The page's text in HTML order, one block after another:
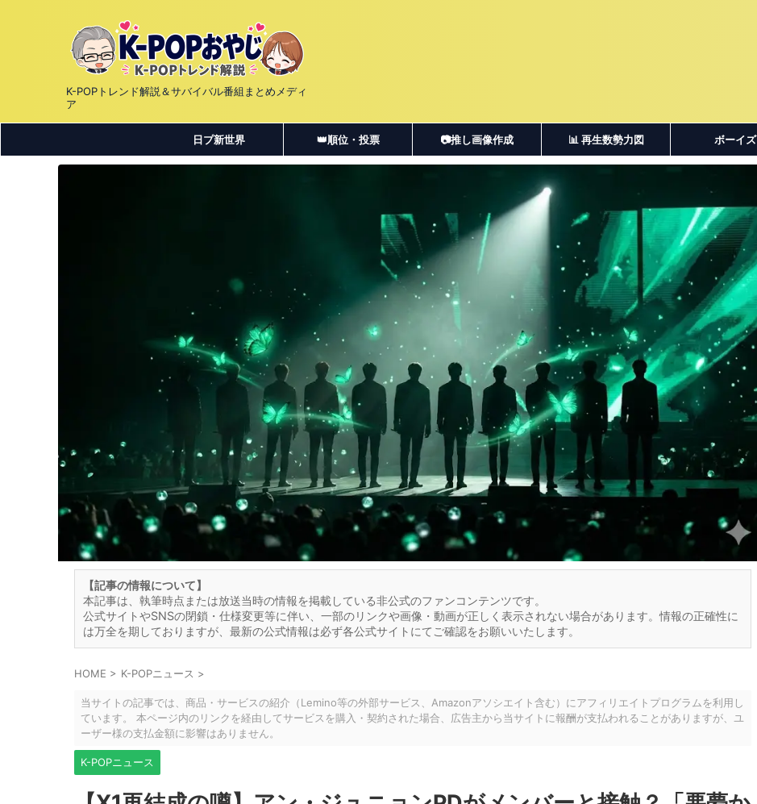
K-POPトレンド解説＆サバイバル番組まとめメディ
ア
日プ新世界 👑順位・投票 📷推し画像作成 📊 再生数勢力図 ボーイズ
【記事の情報について】
本記事は、執筆時点または放送当時の情報を掲載している非公式のファンコンテンツです。
公式サイトやSNSの閉鎖・仕様変更等に伴い、一部のリンクや画像・動画が正しく表示されない場合があります。情報の正確性に
は万全を期しておりますが、最新の公式情報は必ず各公式サイトにてご確認をお願いいたします。
HOME > K-POPニュース >
当サイトの記事では、商品・サービスの紹介（Lemino等の外部サービス、Amazonアソシエイト含む）にアフィリエイトプログラムを利用し
ています。 本ページ内のリンクを経由してサービスを購入・契約された場合、広告主から当サイトに報酬が支払われることがありますが、ユ
ーザー様の支払金額に影響はありません。
K-POPニュース